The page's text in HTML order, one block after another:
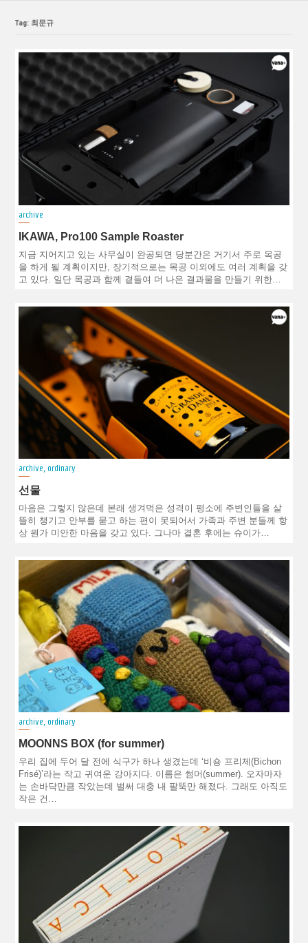
Tag: 최문규
archive
IKAWA, Pro100 Sample Roaster
지금 지어지고 있는 사무실이 완공되면 당분간은 거기서 주로 목공
을 하게 될 계획이지만, 장기적으로는 목공 이외에도 여러 계획을 갖
고 있다. 일단 목공과 함께 곁들여 더 나은 결과물을 만들기 위한…
archive ordinary
선물
마음은 그렇지 않은데 본래 생겨먹은 성격이 평소에 주변인들을 살
뜰히 챙기고 안부를 묻고 하는 편이 못되어서 가족과 주변 분들께 항
상 뭔가 미안한 마음을 갖고 있다. 그나마 결혼 후에는 슈이가…
archive ordinary
MOONNS BOX (for summer)
우리 집에 두어 달 전에 식구가 하나 생겼는데 ‘비숑 프리제(Bichon
Frisé)’라는 작고 귀여운 강아지다. 이름은 썸머(summer). 오자마자
는 손바닥만큼 작았는데 벌써 대충 내 팔뚝만 해졌다. 그래도 아직도
작은 건…